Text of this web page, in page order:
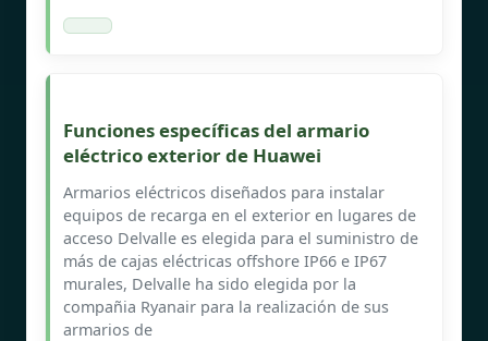
Funciones específicas del armario
eléctrico exterior de Huawei
Armarios eléctricos diseñados para instalar
equipos de recarga en el exterior en lugares de
acceso Delvalle es elegida para el suministro de
más de cajas eléctricas offshore IP66 e IP67
murales, Delvalle ha sido elegida por la
compañia Ryanair para la realización de sus
armarios de